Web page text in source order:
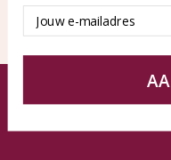
© KAYA jewels
Terms and Conditions
Email